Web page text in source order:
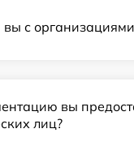
вы с
вы
лиц?